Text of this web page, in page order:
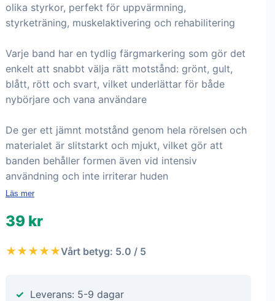
olika styrkor, perfekt för uppvärmning,
styrketräning, muskelaktivering och rehabilitering
Varje band har en tydlig färgmarkering som gör det
enkelt att snabbt välja rätt motstånd: grönt, gult,
blått, rött och svart, vilket underlättar för både
nybörjare och vana användare
De ger ett jämnt motstånd genom hela rörelsen och
materialet är slitstarkt och mjukt, vilket gör att
banden behåller formen även vid intensiv
användning och inte irriterar huden
Läs mer
39 kr
★★★★★Vårt betyg: 5.0 / 5
Leverans: 5-9 dagar